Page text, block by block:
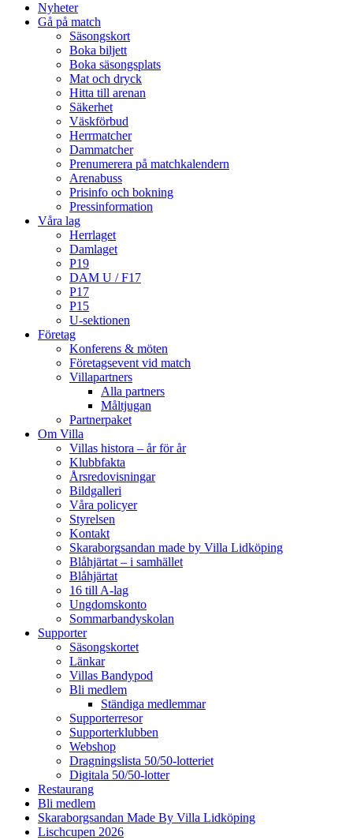
Nyheter
Gå på match
Säsongskort
Boka biljett
Boka säsongsplats
Mat och dryck
Hitta till arenan
Säkerhet
Väskförbud
Herrmatcher
Dammatcher
Prenumerera på matchkalendern
Arenabuss
Prisinfo och bokning
Pressinformation
Våra lag
Herrlaget
Damlaget
P19
DAM U / F17
P17
P15
U-sektionen
Företag
Konferens & möten
Företagsevent vid match
Villapartners
Alla partners
Måltjugan
Partnerpaket
Om Villa
Villas histora – år för år
Klubbfakta
Årsredovisningar
Bildgalleri
Våra policyer
Styrelsen
Kontakt
Skaraborgsandan made by Villa Lidköping
Blåhjärtat – i samhället
Blåhjärtat
16 till A-lag
Ungdomskonto
Sommarbandyskolan
Supporter
Säsongskortet
Länkar
Villas Bandypod
Bli medlem
Ständiga medlemmar
Supporterresor
Supporterklubben
Webshop
Dragningslista 50/50-lotteriet
Digitala 50/50-lotter
Restaurang
Bli medlem
Skaraborgsandan Made By Villa Lidköping
Lischcupen 2026